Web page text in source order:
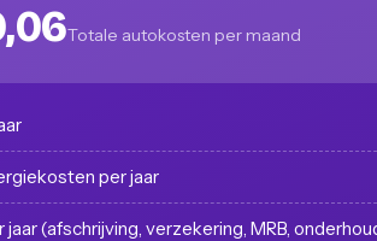
Totale autokosten per maand
per jaar
(afschrijving, verzekering, MRB,